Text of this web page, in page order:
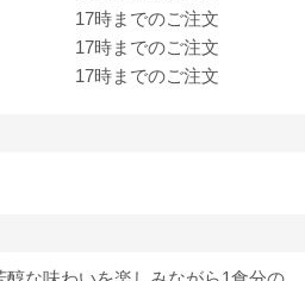
17時までのご注文
17時までのご注文
17時までのご注文